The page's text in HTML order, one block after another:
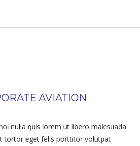
AVIATION
nulla quis lorem ut libero malesuada
tortor eget felis porttitor volutpat